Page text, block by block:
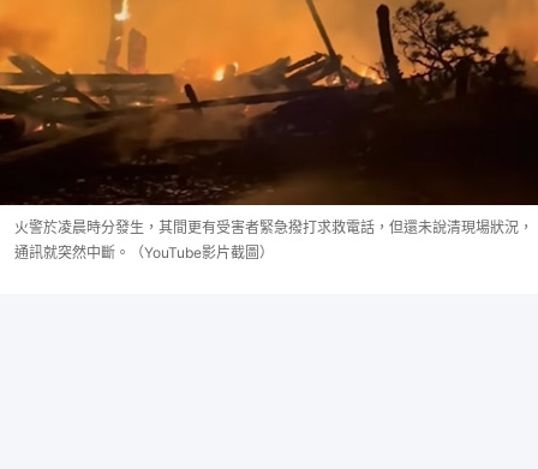
火警於凌晨時分發生，其間更有受害者緊急撥打求救電話，但還未說清現場狀況，
通訊就突然中斷。（YouTube影片截圖）